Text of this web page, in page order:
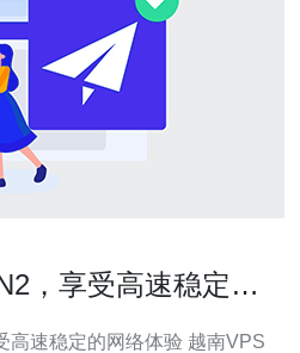
，享受高速稳定的
定的网络体验 越南VPS